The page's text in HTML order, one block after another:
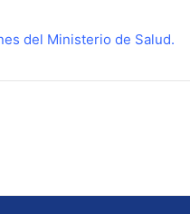
del Ministerio de Salud.